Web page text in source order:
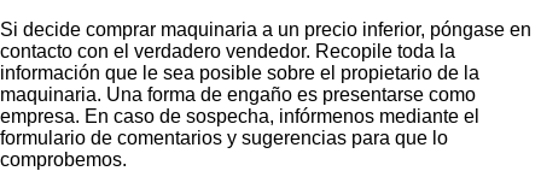
Si decide comprar maquinaria a un precio inferior, póngase en
contacto con el verdadero vendedor. Recopile toda la
información que le sea posible sobre el propietario de la
maquinaria. Una forma de engaño es presentarse como
empresa. En caso de sospecha, infórmenos mediante el
formulario de comentarios y sugerencias para que lo
comprobemos.